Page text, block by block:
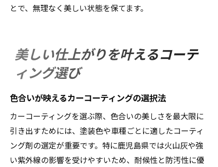
とで、無理なく美しい状態を保てます。
美しい仕上がりを叶えるコーテ
ィング選び
色合いが映えるカーコーティングの選択法
カーコーティングを選ぶ際、色合いの美しさを最大限に
引き出すためには、塗装色や車種ごとに適したコーティ
ング剤の選定が重要です。特に鹿児島県では火山灰や強
い紫外線の影響を受けやすいため、耐候性と防汚性に優